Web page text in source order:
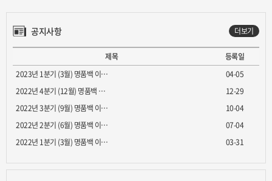
공지사항 더보기
제목
등록일
2023년 1분기 (3월) 명품백 이…
04-05
2022년 4분기 (12월) 명품백 …
12-29
2022년 3분기 (9월) 명품백 이…
10-04
2022년 2분기 (6월) 명품백 이…
07-04
2022년 1분기 (3월) 명품백 이…
03-31